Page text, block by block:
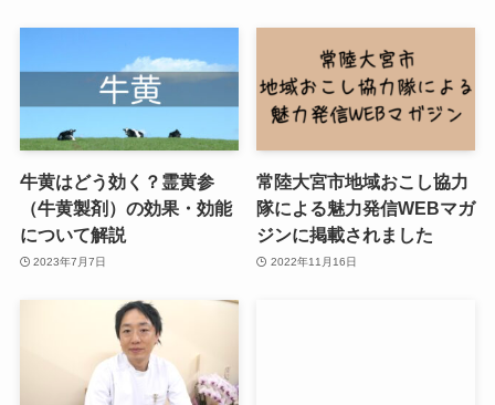
牛黄はどう効く？霊黄参
（牛黄製剤）の効果・効能
について解説
2023年7月7日
常陸大宮市地域おこし協力
隊による魅力発信WEBマガ
ジンに掲載されました
2022年11月16日